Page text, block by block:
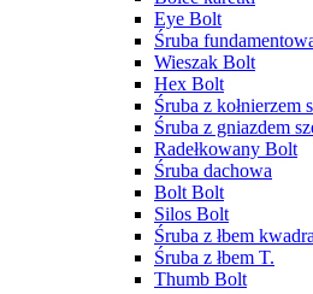
Eye Bolt
Śruba
Wieszak Bolt
Hex Bolt
Śruba z kołnierzem
Śruba z gniazdem
Radełkowany Bolt
Śruba dachowa
Bolt Bolt
Silos Bolt
Śruba z łbem
Śruba z łbem T.
Thumb Bolt